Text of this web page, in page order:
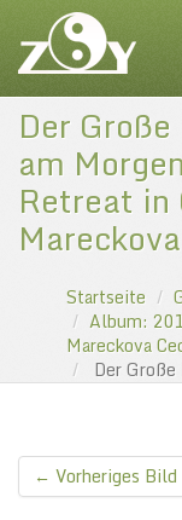
Der
am
Retreat in
Startseite
Album:
Mareckova
Der
← Vorheriges Bild